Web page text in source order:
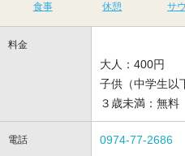
食事 休憩 サ
料金
大人：400円
子供（中学生以
３歳未満：無料
電話 0974-77-2686